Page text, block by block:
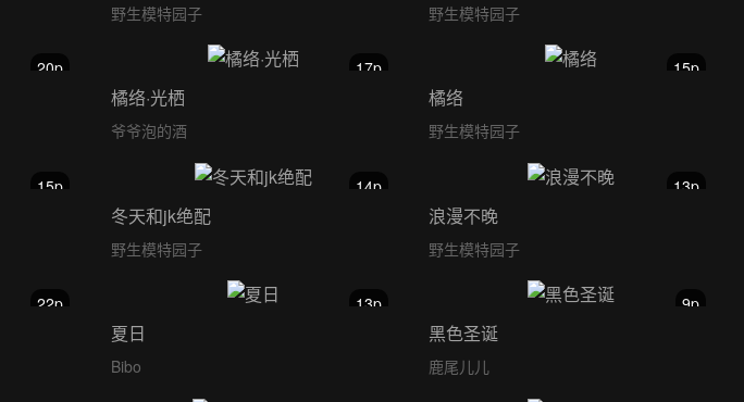
野生模特园子 野生模特园子
20p 17p
橘络·光栖
爷爷泡的酒
15p
橘络
野生模特园子
15p 14p
冬天和jk绝配
野生模特园子
13p
浪漫不晚
野生模特园子
22p 13p
夏日
Bibo
9p
黑色圣诞
鹿尾儿儿